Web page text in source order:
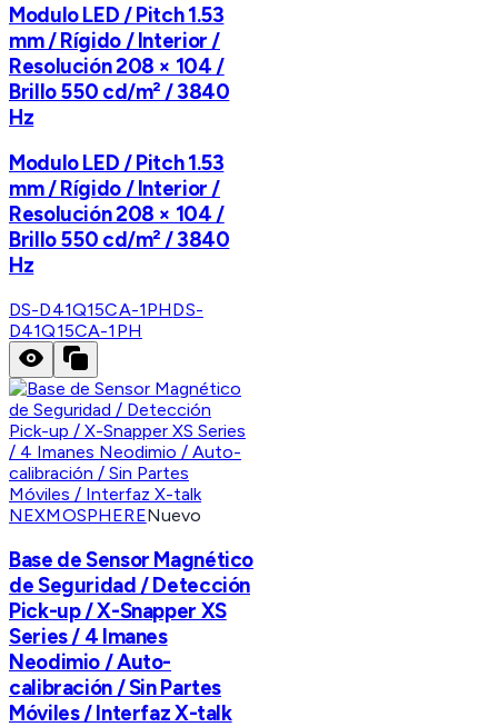
Modulo LED / Pitch 1.53
mm / Rígido / Interior /
Resolución 208 × 104 /
Brillo 550 cd/m² / 3840
Hz
Modulo LED / Pitch 1.53
mm / Rígido / Interior /
Resolución 208 × 104 /
Brillo 550 cd/m² / 3840
Hz
DS-D41Q15CA-1PHDS-
D41Q15CA-1PH
NEXMOSPHERENuevo
Base de Sensor Magnético
de Seguridad / Detección
Pick-up / X-Snapper XS
Series / 4 Imanes
Neodimio / Auto-
calibración / Sin Partes
Móviles / Interfaz X-talk